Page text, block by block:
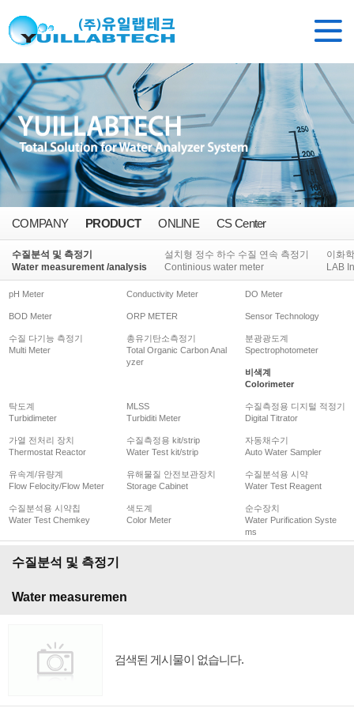
COMPANY PRODUCT ONLINE CS Center
수질분석 및 측정기
Water measurement /analysis
설치형 정수 하수 수질 연속 측정기
Continious water meter
이화
LAB
pH Meter Conductivity Meter DO Meter
BOD Meter ORP METER Sensor Technology
수질 다기능 측정기
Multi Meter
총유기탄소측정기
Total Organic Carbon Anal
yzer
분광광도계
Spectrophotometer
비색계
Colorimeter
탁도계
Turbidimeter
MLSS
Turbiditi Meter
수질측정용 디지털 적정기
Digital Titrator
가열 전처리 장치
Thermostat Reactor
수질측정용 kit/strip
Water Test kit/strip
자동채수기
Auto Water Sampler
유속계/유량계
Flow Felocity/Flow Meter
유해물질 안전보관장치
Storage Cabinet
수질분석용 시약
Water Test Reagent
수질분석용 시약칩
Water Test Chemkey
색도계
Color Meter
순수장치
Water Purification Syste
ms
수질분석 및 측정기
Water measuremen
검색된 게시물이 없습니다.